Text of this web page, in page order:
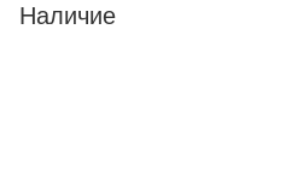
Наличие